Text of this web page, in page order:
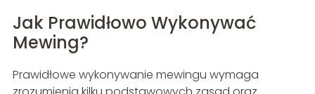
Jak Prawidłowo Wykonywać
Mewing?
Prawidłowe wykonywanie mewingu wymaga